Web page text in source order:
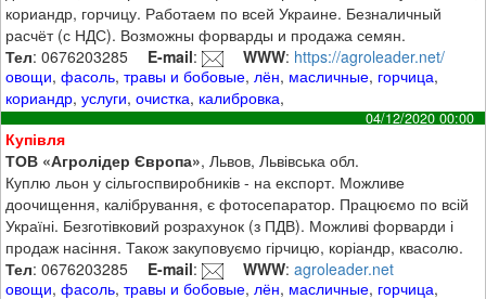
кориандр, горчицу. Работаем по всей Украине. Безналичный
расчёт (с НДС). Возможны форварды и продажа семян.
Тел: 0676203285 E-mail: WWW: https://agroleader.net/
овощи,фасоль,травы и бобовые,лён, масличные, горчица,
кориандр,услуги,очистка, калибровка,
04/12/2020 00:00
Купівля
ТОВ «Агролідер Європа», Львов, Львівська обл.
Куплю льон у сільгоспвиробників - на експорт. Можливе
доочищення, калібрування, є фотосепаратор. Працюємо по всій
Україні. Безготівковий розрахунок (з ПДВ). Можливі форварди і
продаж насіння. Також закуповуємо гірчицю, коріандр, квасолю.
Тел: 0676203285 E-mail: WWW:agroleader.net
овощи,фасоль,травы и бобовые, лён, масличные, горчица,